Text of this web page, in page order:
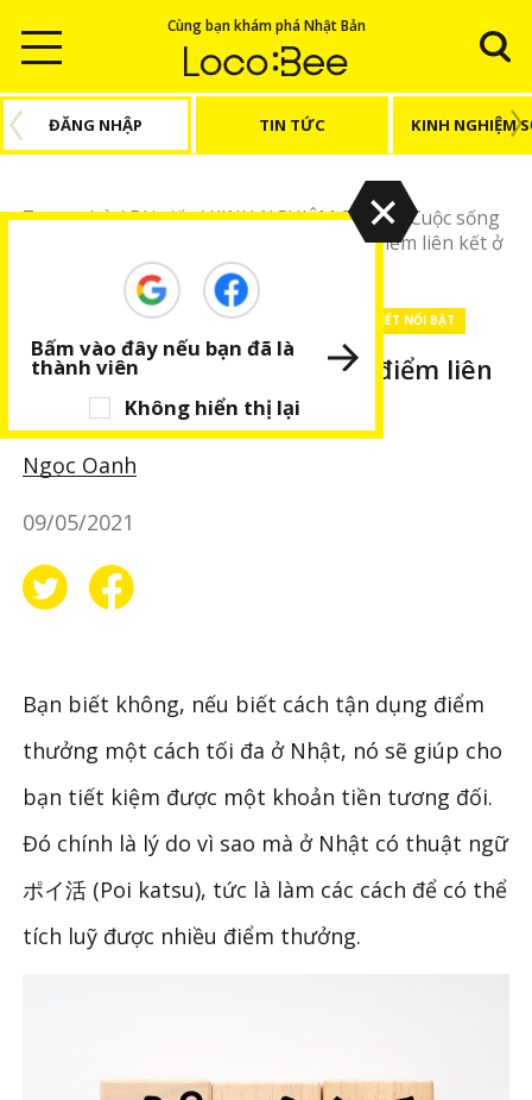
Cùng bạn khám phá Nhật Bản
ĐĂNG NHẬP TIN TỨC KINH NGHIỆM
Trang chủ/Bài viết/KINH NGHIỆM SỐNG/ Cuộc sống
[Bạn cần biết] Hệ thống tích điểm liên kết ở
KINH NGHIỆM SỐNG Cuộc sống Nhật Bản BÀI VIẾT NỔI BẬT
[Bạn cần biết] Hệ thống tích điểm liên
kết ở Nhật
Ngọc Oanh
09/05/2021
Bạn biết không, nếu biết cách tận dụng điểm
thưởng một cách tối đa ở Nhật, nó sẽ giúp cho
bạn tiết kiệm được một khoản tiền tương đối.
Đó chính là lý do vì sao mà ở Nhật có thuật ngữ
ポイ活 (Poi katsu), tức là làm các cách để có thể
tích luỹ được nhiều điểm thưởng.
Không hiển thị lại
Bấm vào đây nếu bạn đã là
thành viên